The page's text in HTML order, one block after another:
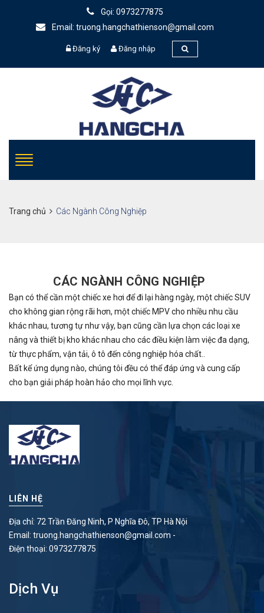
Gọi: 0973277875
Email: truong.hangchathienson@gmail.com
Đăng ký Đăng nhập
Trang chủ Các Ngành Công Nghiệp
CÁC NGÀNH CÔNG NGHIỆP
Bạn có thể cần một chiếc xe hơi để đi lại hàng ngày, một chiếc SUV
cho không gian rộng rãi hơn, một chiếc MPV cho nhiều nhu cầu
khác nhau, tương tự như vậy, bạn cũng cần lựa chọn các loại xe
nâng và thiết bị kho khác nhau cho các điều kiện làm việc đa dạng,
từ thực phẩm, vận tải, ô tô đến công nghiệp hóa chất..
Bất kể ứng dụng nào, chúng tôi đều có thể đáp ứng và cung cấp
cho bạn giải pháp hoàn hảo cho mọi lĩnh vực.
LIÊN HỆ
Địa chỉ: 72 Trần Đăng Ninh, P Nghĩa Đô, TP Hà Nội
Email: truong.hangchathienson@gmail.com -
Điện thoại: 0973277875
Dịch Vụ